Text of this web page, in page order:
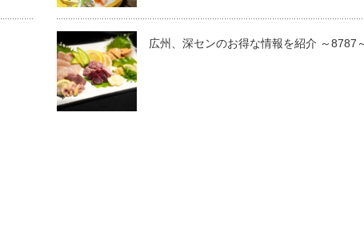
広州、深センのお得な情報を紹介 ～8787